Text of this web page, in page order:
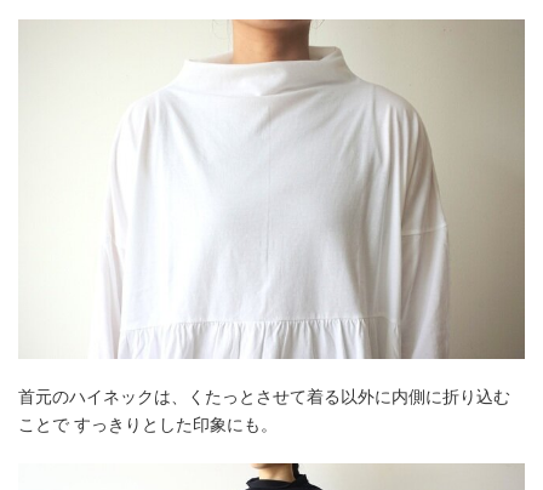
首元のハイネックは、くたっとさせて着る以外に内側に折り込む
ことで すっきりとした印象にも。